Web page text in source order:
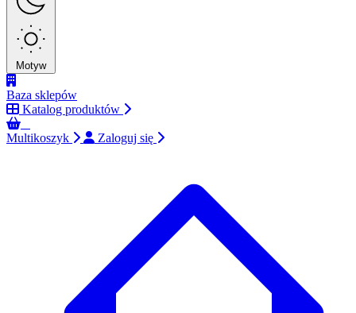
Motyw
Baza sklepów
Katalog produktów
Multikoszyk
Zaloguj się